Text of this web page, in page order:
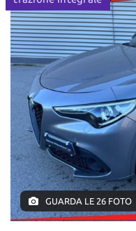
ASSISTENZA
DICONO DI NOI
CONTATTI
GUARDA LE 26 FOTO